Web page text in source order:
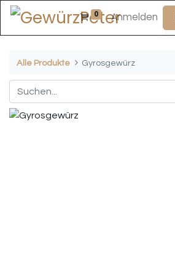
0 Anmelden
Alle Produkte Gyrosgewürz